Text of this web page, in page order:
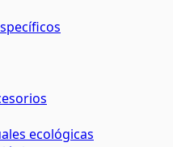
ecológicas